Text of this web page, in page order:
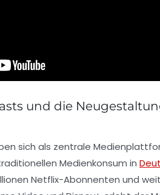
und die
sich als zentrale
Medienkonsum in
Netflix-Abonnenten und